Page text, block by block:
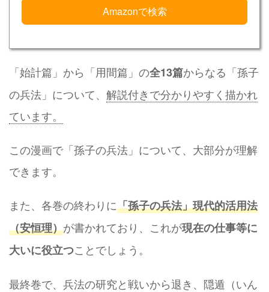
Amazonで検索
「始計篇」から「用間篇」の全13篇からなる「孫子
の兵法」について、 解説付きで分かりやすく描かれ
ています。
この漫画で「孫子の兵法」について、大部分が理解
できます。
また、各巻の終わりに「孫子の兵法」現代的活用法
（安恒理）が書かれており、これが現在の仕事等に
大いに役立つことでしょう。
最終巻で、兵法の研究と戦いから退き、隠遁（いん